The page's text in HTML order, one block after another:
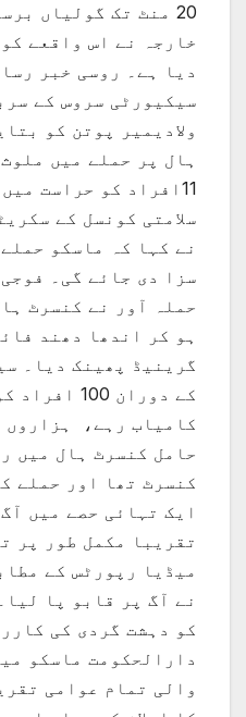
20 منٹ تک گولیاں
خارجہ نے اس واقعے
دیا ہے۔ روسی خبر
سیکیورٹی سروس کے
ولادیمیر پوتن کو
11افراد کو حراست
سلامتی کونسل کے
نے کہا کہ ماسکو
حملہ آور نے کنسرٹ
ہو کر اندھا دھند
گرینیڈ پھینک دیا۔
کے دوران
کامیاب رہے، ہزاروں
حامل کنسرٹ ہال میں
کنسرٹ تھا اور حملے
ایک تہائی حصے میں
تقریبا مکمل طور پر
میڈیا رپورٹس کے
نے آگ پر قابو پا
کو دہشت گردی کی
دارالحکومت ماسکو
والی تمام عوامی